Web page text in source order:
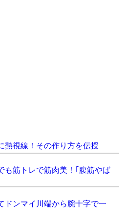
イン衣装
より）
キニ姿（dariabilodid7よ
り）
熱視線！その作り方を伝授
も筋トレで筋肉美！｢腹筋やば
ドンマイ川端から腕十字で一